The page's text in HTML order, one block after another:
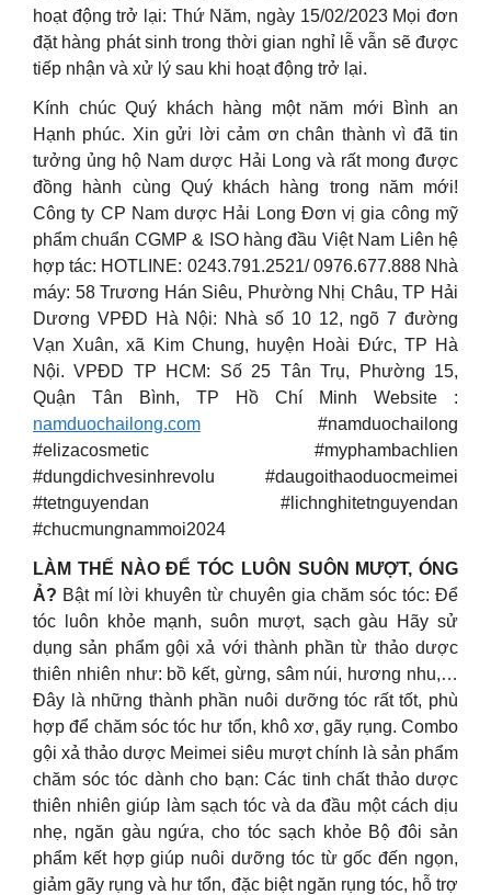
hoạt động trở lại: Thứ Năm, ngày 15/02/2023 Mọi đơn
đặt hàng phát sinh trong thời gian nghỉ lễ vẫn sẽ được
tiếp nhận và xử lý sau khi hoạt động trở lại.
Kính chúc Quý khách hàng một năm mới Bình an
Hạnh phúc. Xin gửi lời cảm ơn chân thành vì đã tin
tưởng ủng hộ Nam dược Hải Long và rất mong được
đồng hành cùng Quý khách hàng trong năm mới!
Công ty CP Nam dược Hải Long Đơn vị gia công mỹ
phẩm chuẩn CGMP & ISO hàng đầu Việt Nam Liên hệ
hợp tác: HOTLINE: 0243.791.2521/ 0976.677.888 Nhà
máy: 58 Trương Hán Siêu, Phường Nhị Châu, TP Hải
Dương VPĐD Hà Nội: Nhà số 10 12, ngõ 7 đường
Vạn Xuân, xã Kim Chung, huyện Hoài Đức, TP Hà
Nội. VPĐD TP HCM: Số 25 Tân Trụ, Phường 15,
Quận Tân Bình, TP Hồ Chí Minh Website :
namduochailong.com #namduochailong
#elizacosmetic #myphambachlien
#dungdichvesinhrevolu #daugoithaoduocmeimei
#tetnguyendan #lichnghitetnguyendan
#chucmungnammoi2024
LÀM THẾ NÀO ĐỂ TÓC LUÔN SUÔN MƯỢT, ÓNG
Ả? Bật mí lời khuyên từ chuyên gia chăm sóc tóc: Để
tóc luôn khỏe mạnh, suôn mượt, sạch gàu Hãy sử
dụng sản phẩm gội xả với thành phần từ thảo dược
thiên nhiên như: bồ kết, gừng, sâm núi, hương nhu,…
Đây là những thành phần nuôi dưỡng tóc rất tốt, phù
hợp để chăm sóc tóc hư tổn, khô xơ, gãy rụng. Combo
gội xả thảo dược Meimei siêu mượt chính là sản phẩm
chăm sóc tóc dành cho bạn: Các tinh chất thảo dược
thiên nhiên giúp làm sạch tóc và da đầu một cách dịu
nhẹ, ngăn gàu ngứa, cho tóc sạch khỏe Bộ đôi sản
phẩm kết hợp giúp nuôi dưỡng tóc từ gốc đến ngọn,
giảm gãy rụng và hư tổn, đặc biệt ngăn rụng tóc, hỗ trợ